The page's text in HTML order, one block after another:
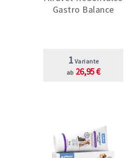
Gastro Balance
1 Variante
ab 26,95 €